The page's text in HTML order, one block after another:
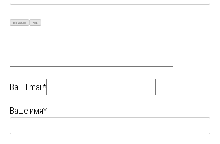
Визуально Код
Ваш Email*
Ваше имя*